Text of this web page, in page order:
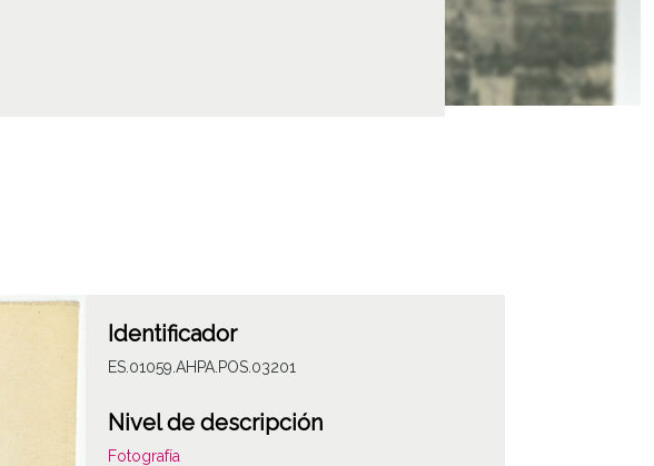
Identificador
ES.01059.AHPA.POS.03201
Nivel de descripción
Fotografía